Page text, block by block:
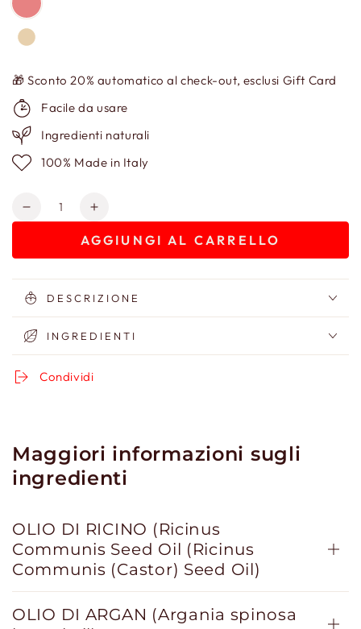
🎁 Sconto 20% automatico al check-out, esclusi Gift Card
Facile da usare
Ingredienti naturali
100% Made in Italy
Quantità
Diminuisci
Gloss
Aumenta
per
Gloss
AGGIUNGI AL CARRELLO
DESCRIZIONE
INGREDIENTI
Condividi
Maggiori informazioni sugli
ingredienti
OLIO DI RICINO (Ricinus
Communis Seed Oil (Ricinus
Communis (Castor) Seed Oil)
OLIO DI ARGAN (Argania spinosa